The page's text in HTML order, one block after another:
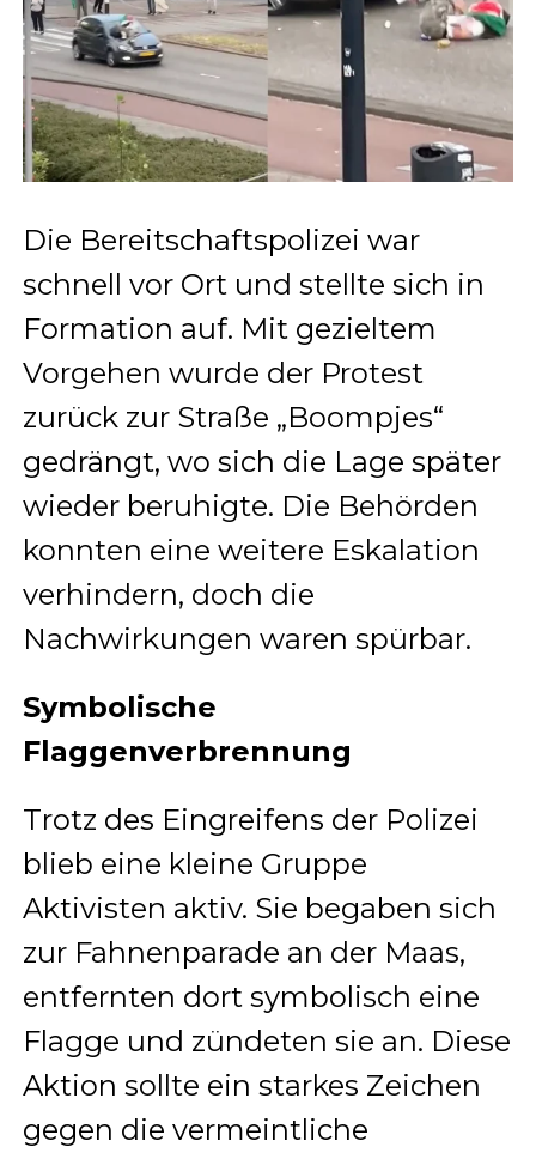
Die Bereitschaftspolizei war
schnell vor Ort und stellte sich in
Formation auf. Mit gezieltem
Vorgehen wurde der Protest
zurück zur Straße „Boompjes“
gedrängt, wo sich die Lage später
wieder beruhigte. Die Behörden
konnten eine weitere Eskalation
verhindern, doch die
Nachwirkungen waren spürbar.
Symbolische
Flaggenverbrennung
Trotz des Eingreifens der Polizei
blieb eine kleine Gruppe
Aktivisten aktiv. Sie begaben sich
zur Fahnenparade an der Maas,
entfernten dort symbolisch eine
Flagge und zündeten sie an. Diese
Aktion sollte ein starkes Zeichen
gegen die vermeintliche